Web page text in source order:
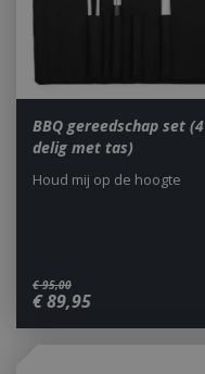
BBQ gereedschap set (4
delig met tas)
€ 95,00
€89,95
Houd mij op de hoogte